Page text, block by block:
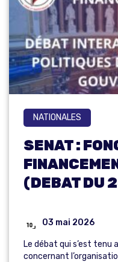
NATIONALES
SENAT :
(DEBAT DU
03 mai 2026
Le débat qui s’est tenu
concernant